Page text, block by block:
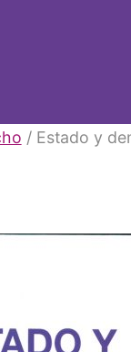
/ Estado y